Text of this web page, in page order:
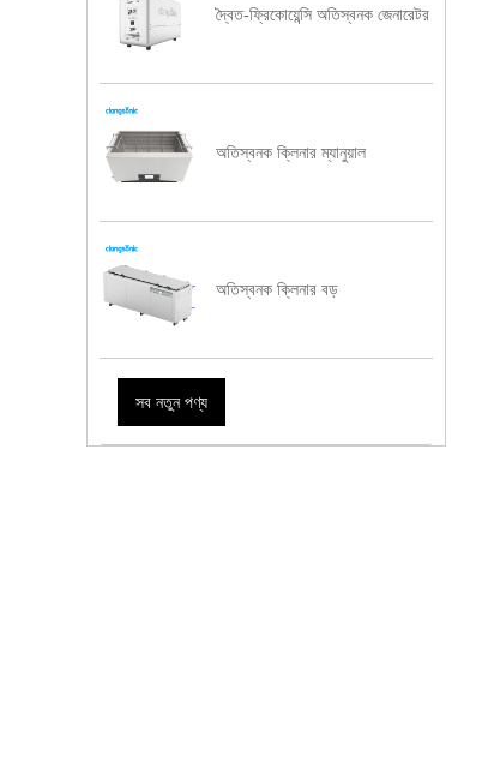
দ্বৈত-ফ্রিকোয়েন্সি অতিস্বনক জেনারেটর
অতিস্বনক ক্লিনার ম্যানুয়াল
অতিস্বনক ক্লিনার বড়
সব নতুন পণ্য